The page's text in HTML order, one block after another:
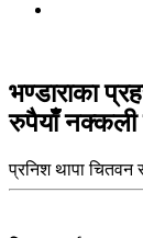
भण्डाराका
रुपैयाँँ नक्कली
प्रनिश थापा चितवन